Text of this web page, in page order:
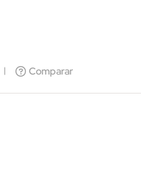
Comparar